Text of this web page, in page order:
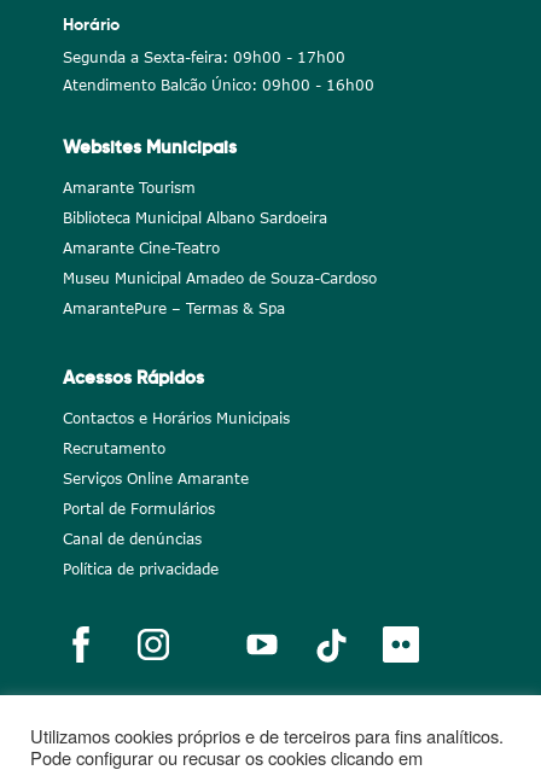
Horário
Segunda a Sexta-feira: 09h00 - 17h00
Atendimento Balcão Único: 09h00 - 16h00
Websites Municipais
Amarante Tourism
Biblioteca Municipal Albano Sardoeira
Amarante Cine-Teatro
Museu Municipal Amadeo de Souza-Cardoso
AmarantePure – Termas & Spa
Acessos Rápidos
Contactos e Horários Municipais
Recrutamento
Serviços Online Amarante
Portal de Formulários
Canal de denúncias
Política de privacidade
Notícias Recrutamento Portugal 2020 União Europeia
Utilizamos cookies próprios e de terceiros para fins analíticos.
Pode configurar ou recusar os cookies clicando em